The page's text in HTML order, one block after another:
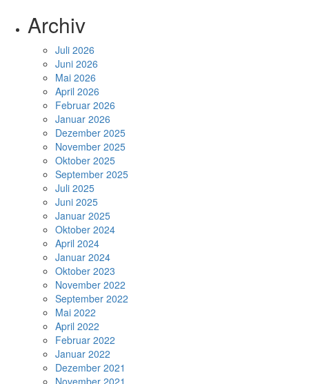
Archiv
Juli 2026
Juni 2026
Mai 2026
April 2026
Februar 2026
Januar 2026
Dezember 2025
November 2025
Oktober 2025
September 2025
Juli 2025
Juni 2025
Januar 2025
Oktober 2024
April 2024
Januar 2024
Oktober 2023
November 2022
September 2022
Mai 2022
April 2022
Februar 2022
Januar 2022
Dezember 2021
November 2021